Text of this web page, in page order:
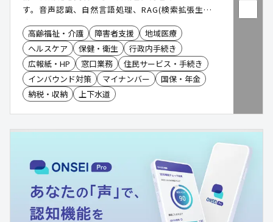
す。音声認識、自然言語処理、RAG(検索拡張生
成)LLM(大規模言語モデル)を活用して、発信者の
声、意図を理解し、24時間365日自動で対応が可
能。導入により、コールセンター業務の半自動化・
完全自動化を実現します。
高齢福祉・介護 障害者支援
地域医療
ヘルスケア
保健・衛生
行政内手続き
広報紙・HP
窓口業務
住民サービス・手続き
インバウンド対策
マイナンバー
国保・年金
納税・収納
上下水道